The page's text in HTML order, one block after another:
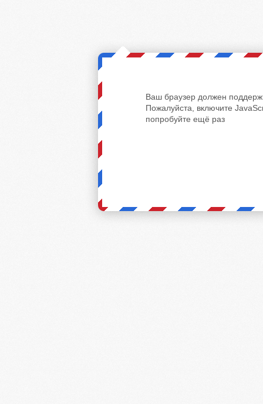
Ваш браузер должен
Пожалуйста, включите
попробуйте ещё раз